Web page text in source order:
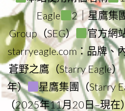
Eagle
2｜星鷹集
Group（SEG）
官方網
starryeagle.com：品牌、
蒼野之鷹（Starry Eagle
年）
星鷹集團（Starry
（2025年11月20日–現在